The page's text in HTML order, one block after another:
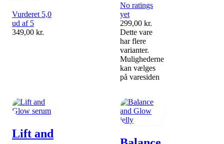
Vurderet 5,0
ud af 5
349,00 kr.
No ratings
yet
299,00 kr.
Dette vare
har flere
varianter.
Mulighederne
kan vælges
på varesiden
Lift and